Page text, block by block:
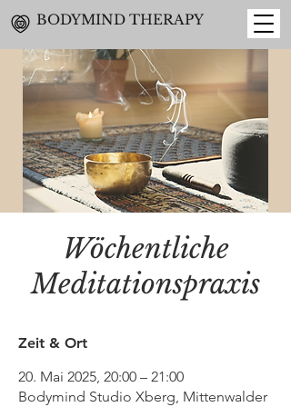
BODYMIND THERAPY
Wöchentliche
Meditationspraxis
Zeit & Ort
20. Mai 2025, 20:00 – 21:00
Bodymind Studio Xberg, Mittenwalder